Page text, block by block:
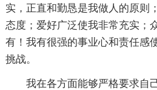
实，正直和勤恳是我做人的原则
态度；爱好广泛使我非常充实；
有！我有很强的事业心和责任感
挑战。
我在各方面能够严格要求自